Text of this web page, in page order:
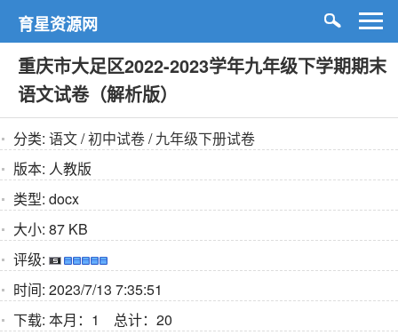
育星资源网
重庆市大足区2022-2023学年九年级下学期期末
语文试卷（解析版）
分类: 语文/初中试卷/九年级下册试卷
版本: 人教版
类型: docx
大小: 87 KB
评级:
时间: 2023/7/13 7:35:51
下载: 本月：1 总计：20